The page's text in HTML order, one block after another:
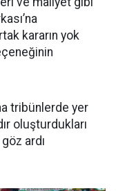
kararın yok
tribünlerde yer
oluşturdukları
ardı